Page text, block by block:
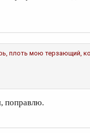
плоть мою терзающий,
поправлю.